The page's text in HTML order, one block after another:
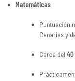
Matemáticas
Puntuación
Canarias y
Cerca del 40